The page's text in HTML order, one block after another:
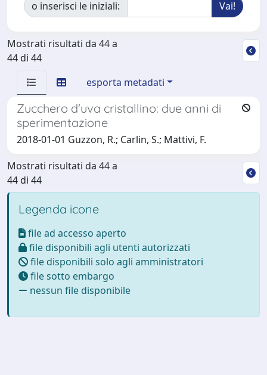
o inserisci le iniziali:
Mostrati risultati da 44 a
44 di 44
esporta metadati
Zucchero d'uva cristallino: due anni di
sperimentazione
2018-01-01 Guzzon, R.; Carlin, S.; Mattivi, F.
Mostrati risultati da 44 a
44 di 44
Legenda icone
file ad accesso aperto
file disponibili agli utenti autorizzati
file disponibili solo agli amministratori
file sotto embargo
nessun file disponibile